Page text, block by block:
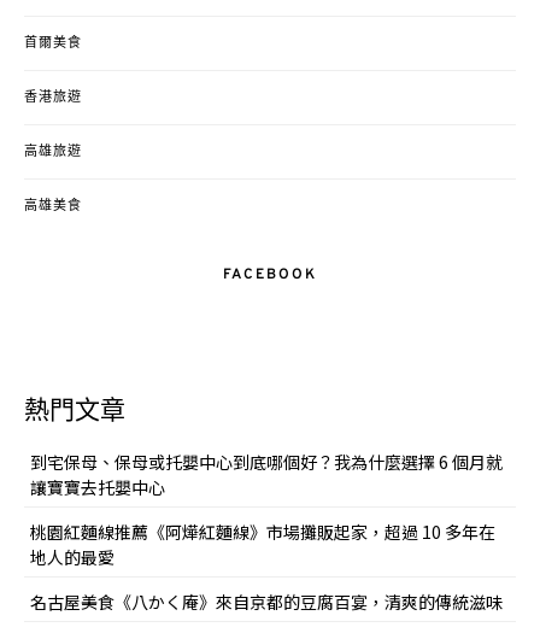
首爾美食
香港旅遊
高雄旅遊
高雄美食
FACEBOOK
熱門文章
到宅保母、保母或托嬰中心到底哪個好？我為什麼選擇 6 個月就
讓寶寶去托嬰中心
桃園紅麵線推薦《阿燁紅麵線》市場攤販起家，超過 10 多年在
地人的最愛
名古屋美食《八かく庵》來自京都的豆腐百宴，清爽的傳統滋味